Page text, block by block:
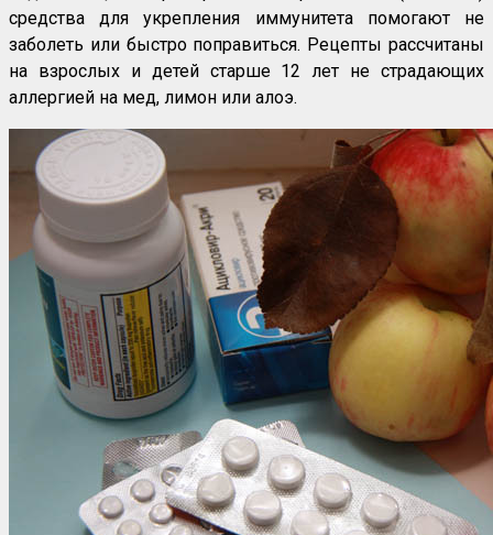
средства для укрепления иммунитета помогают не
заболеть или быстро поправиться. Рецепты рассчитаны
на взрослых и детей старше 12 лет не страдающих
аллергией на мед, лимон или алоэ.